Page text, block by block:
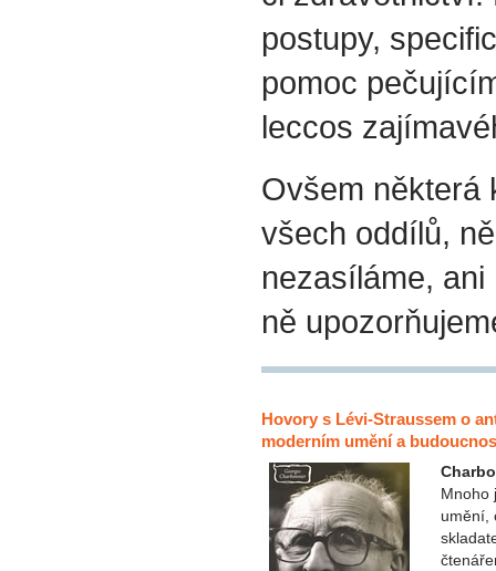
postupy,
pomoc
leccos
Ovšem některá
všech oddílů,
nezasíláme,
ně
Hovory s Lévi-Straussem o
moderním umění a
Mnoho
umění,